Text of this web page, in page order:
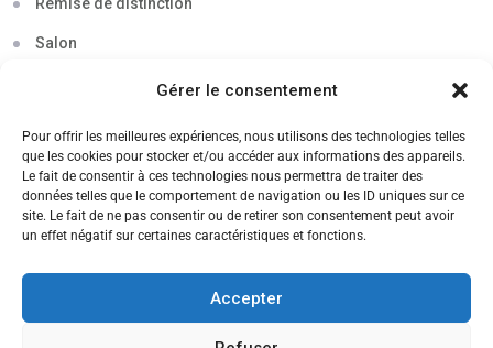
Gérer le consentement
Pour offrir les meilleures expériences, nous utilisons des technologies telles
que les cookies pour stocker et/ou accéder aux informations des appareils.
Le fait de consentir à ces technologies nous permettra de traiter des
données telles que le comportement de navigation ou les ID uniques sur ce
site. Le fait de ne pas consentir ou de retirer son consentement peut avoir
un effet négatif sur certaines caractéristiques et fonctions.
Accepter
Salon
Soirée
Sortie découverte
Tau
Voyage